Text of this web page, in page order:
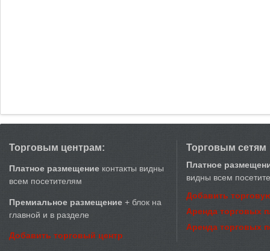
Торговым центрам:
Платное размещение контакты видны
всем посетителям
Премиальное размещение + блок на
главной и в разделе
Добавить торговый центр
Торговым сетям
Платное
видны всем
Добавить
Аренда торговых
Аренда торговых